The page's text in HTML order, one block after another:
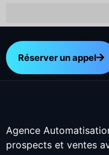
Réserver un appel
Agence
prospects et ventes